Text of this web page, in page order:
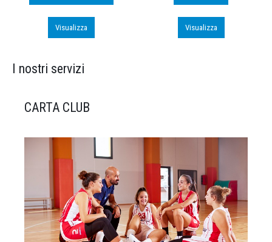
Visualizza Visualizza
I nostri servizi
CARTA CLUB